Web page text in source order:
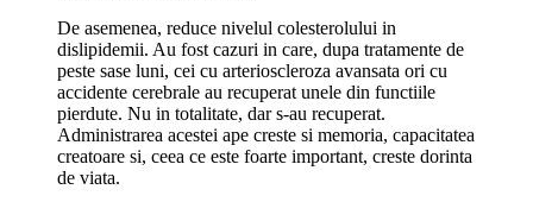
De asemenea, reduce nivelul colesterolului in
dislipidemii. Au fost cazuri in care, dupa tratamente de
peste sase luni, cei cu arterioscleroza avansata ori cu
accidente cerebrale au recuperat unele din functiile
pierdute. Nu in totalitate, dar s-au recuperat.
Administrarea acestei ape creste si memoria, capacitatea
creatoare si, ceea ce este foarte important, creste dorinta
de viata.